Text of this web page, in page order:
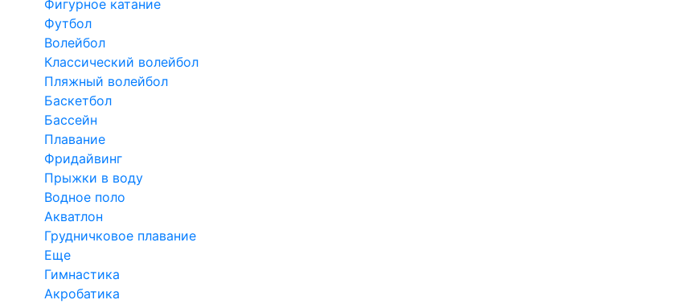
Фигурное катание
Футбол
Волейбол
Классический волейбол
Пляжный волейбол
Баскетбол
Бассейн
Плавание
Фридайвинг
Прыжки в воду
Водное поло
Акватлон
Грудничковое плавание
Еще
Гимнастика
Акробатика